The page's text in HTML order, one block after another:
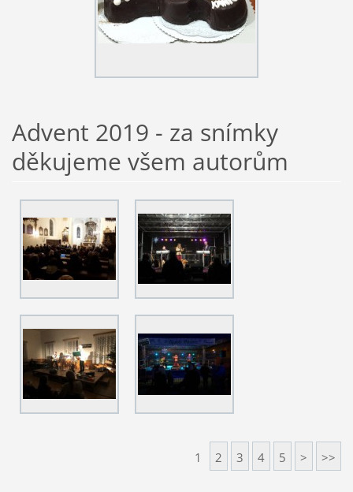
Advent 2019 - za snímky
děkujeme všem autorům
1 2 3 4 5 > >>